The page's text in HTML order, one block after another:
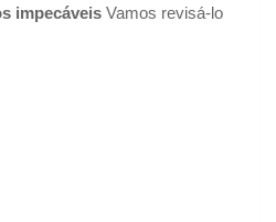
impecáveis Vamos revisá-lo